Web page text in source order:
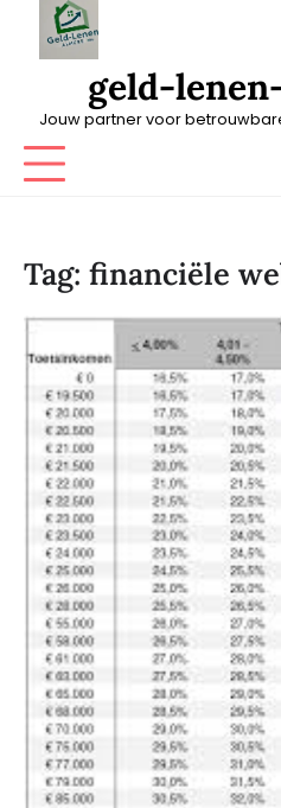
geld-
Jouw partner voor
Tag: financiële